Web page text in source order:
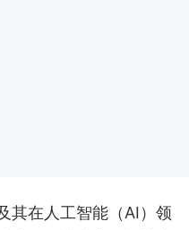
其在人工智能（AI）领